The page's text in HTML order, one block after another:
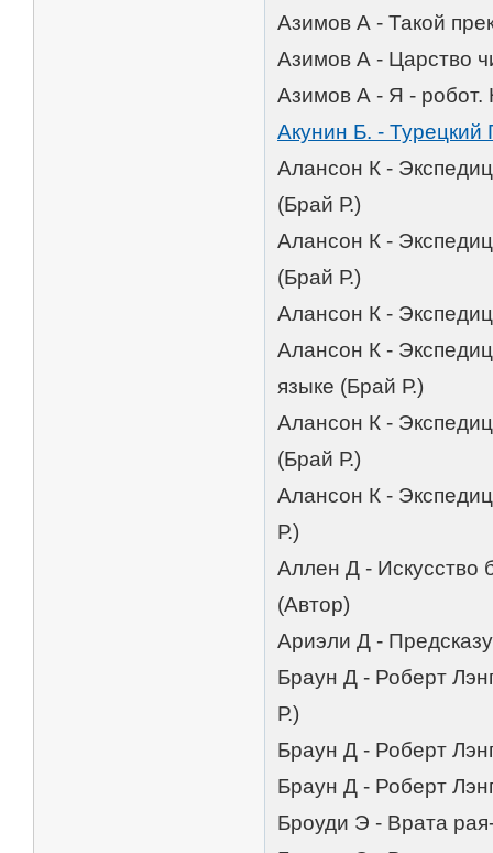
Азимов А - Такой
Азимов А - Царство
Азимов А - Я - робот.
Акунин Б. - Турецкий
Алансон К -
(Брай Р.)
Алансон К -
(Брай Р.)
Алансон К -
Алансон К -
языке (Брай Р.)
Алансон К -
(Брай Р.)
Алансон К -
Р.)
Аллен Д - Искусство
(Автор)
Ариэли Д -
Браун Д - Роберт
Р.)
Браун Д - Роберт
Браун Д - Роберт
Броуди Э - Врата